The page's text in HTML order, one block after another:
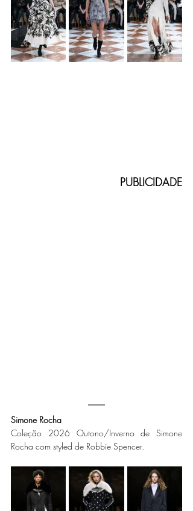
PUBLICIDADE
Simone Rocha
Coleção 2026 Outono/Inverno de Simone
Rocha com styled de Robbie Spencer.